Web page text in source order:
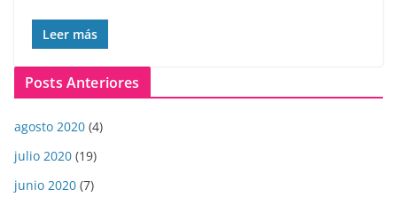
Leer más
Posts Anteriores
agosto 2020 (4)
julio 2020 (19)
junio 2020 (7)